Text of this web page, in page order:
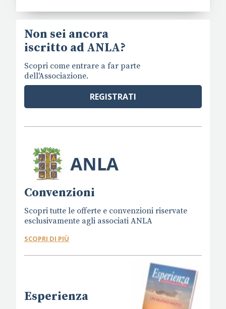
Non sei ancora
iscritto ad ANLA?
Scopri come entrare a far parte
dell'Associazione.
REGISTRATI
Convenzioni
Scopri tutte le offerte e convenzioni riservate
esclusivamente agli associati ANLA
SCOPRI DI PIÙ
Esperienza